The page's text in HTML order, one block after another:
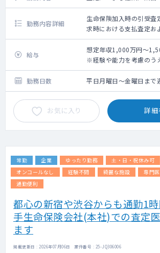
勤務内容詳細
生命保険加入時の引受査
求時における支払査定お
る業務かつ従業員に対す
給与
想定年収1,000万円～
※経験や能力を考慮のう
決定させていただきます
勤務日数
平日月曜日～金曜日まで
お気に入り 詳細
常勤 企業 ゆったり勤務 土・日・祝休み可
オンコールなし
経験不問 綺麗な施設
専門
通勤便利
都心の新宿や渋谷からも通勤1
手生命保険会社(本社)での査定
ます
掲載更新日 : 2026年07月06日 案件番号 : 25-JQ306006